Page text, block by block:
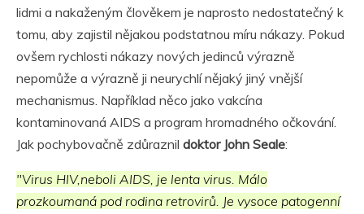
lidmi a nakaženým člověkem je naprosto nedostatečný k
tomu, aby zajistil nějakou podstatnou míru nákazy. Pokud
ovšem rychlosti nákazy nových jedinců výrazně
nepomůže a výrazně ji neurychlí nějaký jiný vnější
mechanismus. Například něco jako vakcína
kontaminovaná AIDS a program hromadného očkování.
Jak pochybovačně zdůraznil doktor John Seale:
"Virus HIV,neboli AIDS, je lenta virus. Málo
prozkoumaná pod rodina retrovirů. Je vysoce patogenní